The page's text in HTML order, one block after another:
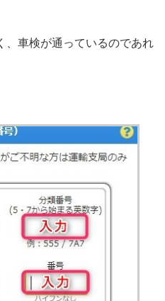
、車検が通っているのであれ